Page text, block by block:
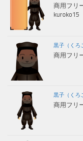
商用フリ
kuroko15
黒子（くろ
商用フリ
黒子（くろ
商用フリ